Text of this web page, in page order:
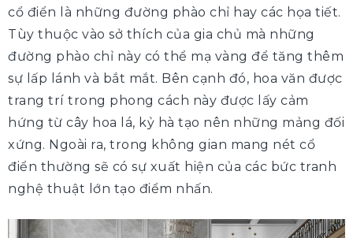
cổ điển là những đường phào chỉ hay các họa tiết.
Tùy thuộc vào sở thích của gia chủ mà những
đường phào chỉ này có thể mạ vàng để tăng thêm
sự lấp lánh và bắt mắt. Bên cạnh đó, hoa văn được
trang trí trong phong cách này được lấy cảm
hứng từ cây hoa lá, kỷ hà tạo nên những mảng đối
xứng. Ngoài ra, trong không gian mang nét cổ
điển thường sẽ có sự xuất hiện của các bức tranh
nghệ thuật lớn tạo điểm nhấn.